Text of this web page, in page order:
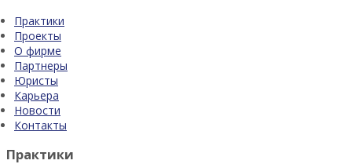
Практики
Проекты
О фирме
Партнеры
Юристы
Карьера
Новости
Контакты
Практики